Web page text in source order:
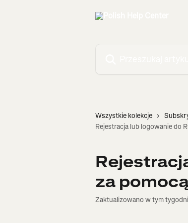
Wszystkie kolekcje
Rejestracja lub logowanie do
za
Zaktualizowano w tym